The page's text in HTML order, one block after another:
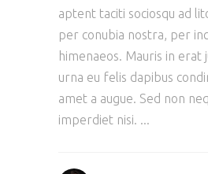
aptent taciti sociosqu ad
per conubia nostra, per
himenaeos. Mauris in erat
urna eu felis dapibus
amet a augue. Sed non
imperdiet nisi.